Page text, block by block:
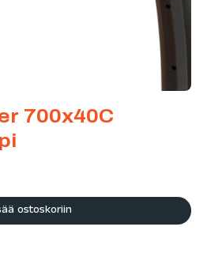
700x40C
ostoskoriin